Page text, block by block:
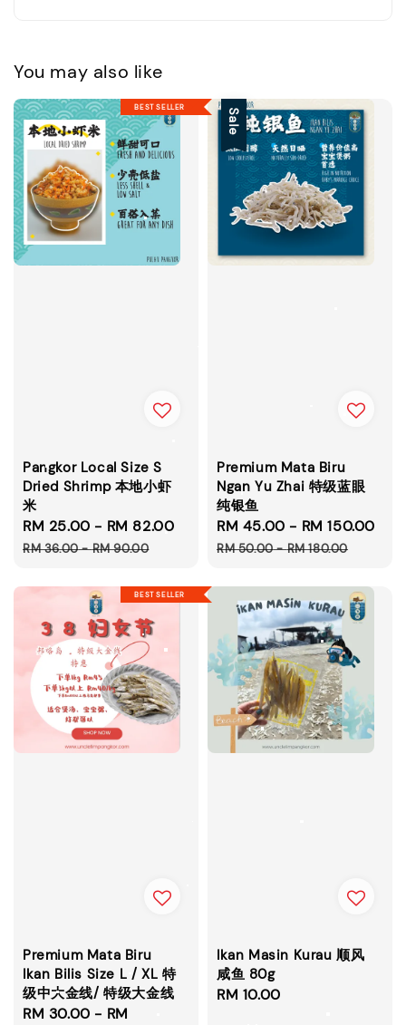
You may also like
BEST SELLER
Pangkor Local Size S
Dried Shrimp 本地小虾
米
Sale
price
RM 25.00 - RM 82.00
Regular
price
RM 36.00-RM 90.00
Sale
Premium Mata Biru
Ngan Yu Zhai 特级蓝眼
纯银鱼
Sale
price
RM 45.00 - RM 150.00
RM 50.00-RM 180.00
BEST SELLER
Premium Mata Biru
Ikan Bilis Size L / XL 特
级中大金线/ 特级大金线
Sale
RM 30.00 - RM
Ikan Masin Kurau 顺风
咸鱼 80g
Regular
RM 10.00